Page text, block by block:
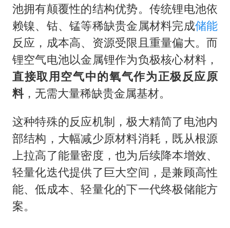
池拥有颠覆性的结构优势。传统锂电池依
赖镍、钴、锰等稀缺贵金属材料完成储能
反应，成本高、资源受限且重量偏大。而
锂空气电池以金属锂作为负极核心材料，
直接取用空气中的氧气作为正极反应原
料，无需大量稀缺贵金属基材。
这种特殊的反应机制，极大精简了电池内
部结构，大幅减少原材料消耗，既从根源
上拉高了能量密度，也为后续降本增效、
轻量化迭代提供了巨大空间，是兼顾高性
能、低成本、轻量化的下一代终极储能方
案。